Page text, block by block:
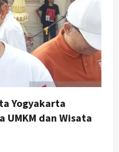
Yogyakarta
UMKM dan Wisata